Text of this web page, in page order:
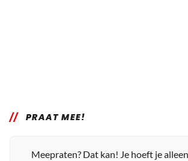
PRAAT MEE!
Meepraten? Dat kan! Je hoeft je